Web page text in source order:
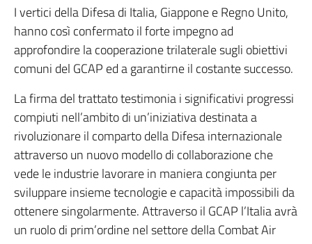
I vertici della Difesa di Italia, Giappone e Regno Unito,
hanno così confermato il forte impegno ad
approfondire la cooperazione trilaterale sugli obiettivi
comuni del GCAP ed a garantirne il costante successo.
La firma del trattato testimonia i significativi progressi
compiuti nell’ambito di un’iniziativa destinata a
rivoluzionare il comparto della Difesa internazionale
attraverso un nuovo modello di collaborazione che
vede le industrie lavorare in maniera congiunta per
sviluppare insieme tecnologie e capacità impossibili da
ottenere singolarmente. Attraverso il GCAP l’Italia avrà
un ruolo di prim’ordine nel settore della Combat Air